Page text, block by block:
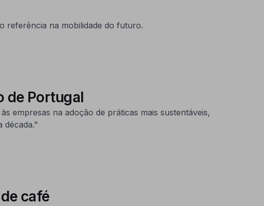
referência na mobilidade do futuro.
de Portugal
empresas na adoção de práticas mais sustentáveis,
década."
café